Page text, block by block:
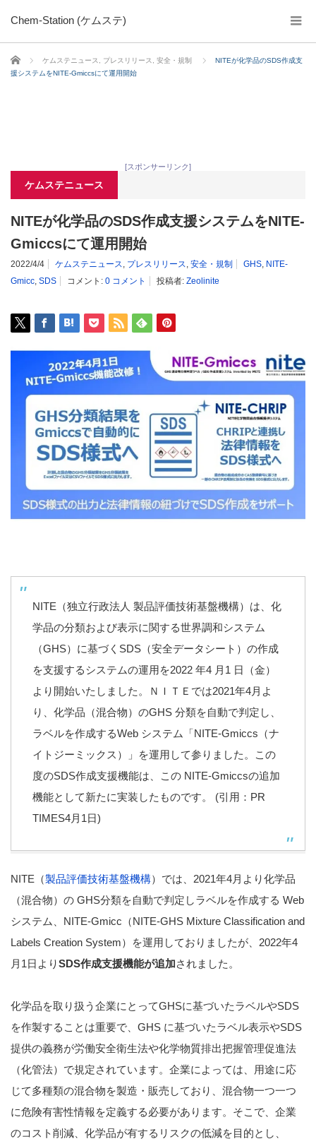
Chem-Station (ケムステ)
ホーム ケムステニュース プレスリリース 安全・規制
NITEが化学品のSDS作成支
援システムをNITE-Gmiccsにて運用開始
[スポンサーリンク]
ケムステニュース
NITEが化学品のSDS作成支援システムをNITE-
Gmiccsにて運用開始
2022/4/4 ケムステニュース, プレスリリース, 安全・規制 GHS, NITE-
Gmicc, SDS コメント: 0 コメント 投稿者: Zeolinite
NITE（独立行政法人 製品評価技術基盤機構）は、化
学品の分類および表示に関する世界調和システム
（GHS）に基づくSDS（安全データシート）の作成
を支援するシステムの運用を2022 年4 月1 日（金）
より開始いたしました。ＮＩＴＥでは2021年4月よ
り、化学品（混合物）のGHS 分類を自動で判定し、
ラベルを作成するWeb システム「NITE-Gmiccs（ナ
イトジーミックス）」を運用して参りました。この
度のSDS作成支援機能は、この NITE-Gmiccsの追加
機能として新たに実装したものです。 (引用：PR
TIMES4月1日)
NITE（製品評価技術基盤機構）では、2021年4月より化学品
（混合物）の GHS分類を自動で判定しラベルを作成する Web
システム、NITE-Gmicc（NITE-GHS Mixture Classification and
Labels Creation System）を運用しておりましたが、2022年4
月1日よりSDS作成支援機能が追加されました。
化学品を取り扱う企業にとってGHSに基づいたラベルやSDS
を作製することは重要で、GHS に基づいたラベル表示やSDS
提供の義務が労働安全衛生法や化学物質排出把握管理促進法
（化管法）で規定されています。企業によっては、用途に応
じて多種類の混合物を製造・販売しており、混合物一つ一つ
に危険有害性情報を定義する必要があります。そこで、企業
のコスト削減、化学品が有するリスクの低減を目的とし、